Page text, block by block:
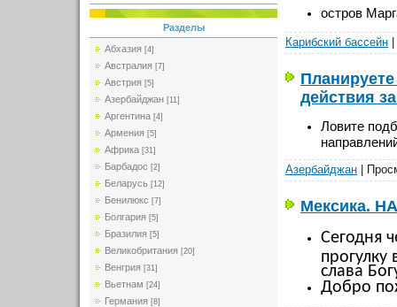
Разделы
Абхазия [4]
Австралия [7]
Австрия [5]
Азербайджан [11]
Аргентина [4]
Армения [5]
Африка [31]
Барбадос [2]
Беларусь [12]
Бенилюкс [7]
Болгария [5]
Бразилия [5]
Великобритания [20]
Венгрия [31]
Вьетнам [24]
Германия [8]
остров
Карибский бассейн
действия
Ловите
Азербайджан |
Мексика.
Сегодня
прогулку
слава
Добро